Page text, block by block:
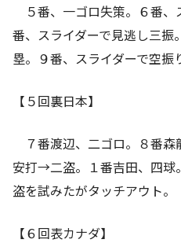
５番、一ゴロ失策。６番、
番、スライダーで見逃し三振
塁。９番、スライダーで空振
【５回裏日本】
７番渡辺、二ゴロ。８番森
安打→二盗。１番吉田、四球
盗を試みたがタッチアウト。
【６回表カナダ】